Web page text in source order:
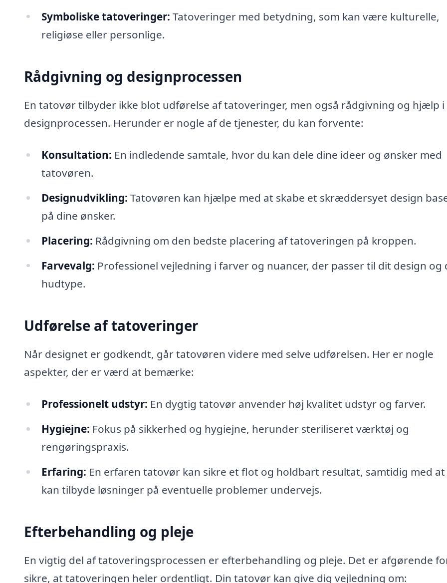
Symboliske tatoveringer: Tatoveringer med betydning, som kan være kulturelle,
religiøse eller personlige.
Rådgivning og designprocessen
En tatovør tilbyder ikke blot udførelse af tatoveringer, men også rådgivning og hjælp i
designprocessen. Herunder er nogle af de tjenester, du kan forvente:
Konsultation: En indledende samtale, hvor du kan dele dine ideer og ønsker med
tatovøren.
Designudvikling: Tatovøren kan hjælpe med at skabe et skræddersyet design
på dine ønsker.
Placering: Rådgivning om den bedste placering af tatoveringen på kroppen.
Farvevalg: Professionel vejledning i farver og nuancer, der passer til dit design og
hudtype.
Udførelse af tatoveringer
Når designet er godkendt, går tatovøren videre med selve udførelsen. Her er nogle
aspekter, der er værd at bemærke:
Professionelt udstyr: En dygtig tatovør anvender høj kvalitet udstyr og farver.
Hygiejne: Fokus på sikkerhed og hygiejne, herunder steriliseret værktøj og
rengøringspraxis.
Erfaring: En erfaren tatovør kan sikre et flot og holdbart resultat, samtidig med at
kan tilbyde løsninger på eventuelle problemer undervejs.
Efterbehandling og pleje
En vigtig del af tatoveringsprocessen er efterbehandling og pleje. Det er afgørende
sikre, at tatoveringen heler ordentligt. Din tatovør kan give dig vejledning om: